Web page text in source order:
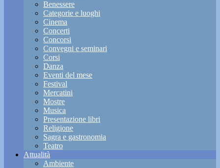
Benessere
Categorie e luoghi
Cinema
Concerti
Concorsi
Convegni e seminari
Corsi
Danza
Eventi del mese
Festival
Mercatini
Mostre
Musica
Presentazione libri
Religione
Sagra e gastronomia
Teatro
Attualità
Ambiente